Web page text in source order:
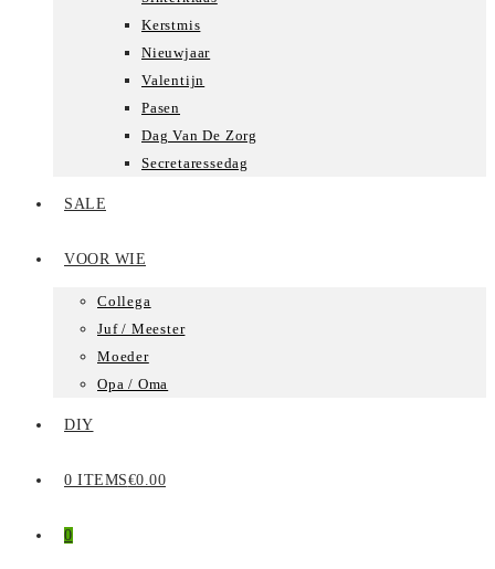
Kerstmis
Nieuwjaar
Valentijn
Pasen
Dag Van De Zorg
Secretaressedag
SALE
VOOR WIE
Collega
Juf / Meester
Moeder
Opa / Oma
DIY
0 ITEMS€0.00
0